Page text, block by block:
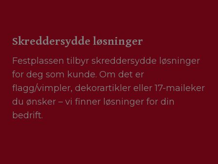
Skreddersydde løsninger
Festplassen tilbyr skreddersydde løsninger
for deg som kunde. Om det er
flagg/vimpler, dekorartikler eller 17-maileker
du ønsker – vi finner løsninger for din
bedrift.